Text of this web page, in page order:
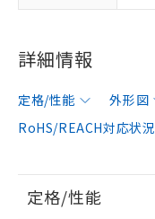
詳細情報
定格/性能 外形図
RoHS/REACH対応状況
定格/性能